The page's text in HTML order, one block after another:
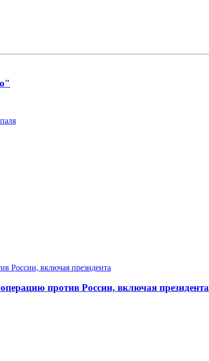
против России, включая президента